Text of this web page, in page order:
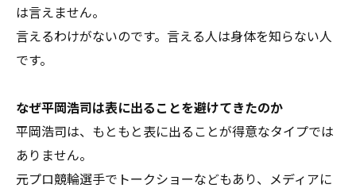
は言えません。
言えるわけがないのです。言える人は身体を知らない人
です。
なぜ平岡浩司は表に出ることを避けてきたのか
平岡浩司は、もともと表に出ることが得意なタイプでは
ありません。
元プロ競輪選手でトークショーなどもあり、メディアに